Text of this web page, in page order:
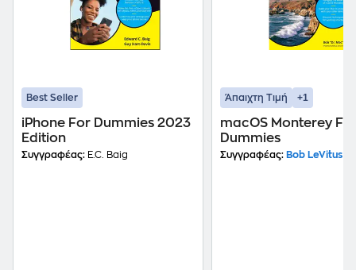
Best Seller
iPhone For Dummies 2023
Edition
Συγγραφέας: E.C. Baig
Άπαιχτη Τιμή +1
macOS Monterey
Dummies
Συγγραφέας: Bob LeVitus